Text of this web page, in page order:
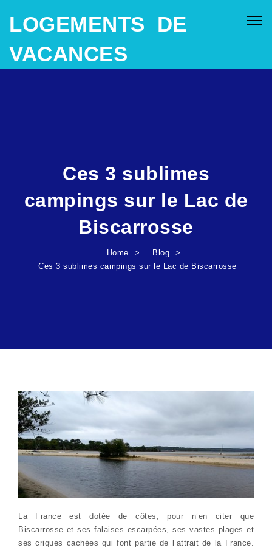
LOGEMENTS DE
VACANCES
Ces 3 sublimes
campings sur le Lac de
Biscarrosse
Home
Blog
Ces 3 sublimes campings sur le Lac de Biscarrosse
La France est dotée de côtes, pour n’en citer que
Biscarrosse et ses falaises escarpées, ses vastes plages et
ses criques cachées qui font partie de l’attrait de la France.